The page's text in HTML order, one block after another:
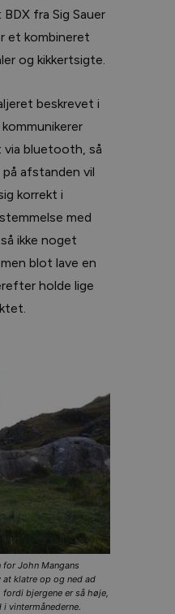
fra Sig Sauer
et kombineret
og kikkertsigte.
beskrevet i
via bluetooth, så
på afstanden vil
korrekt i
med
ikke noget
blot lave en
holde lige
for John Mangans
at klatre op og ned ad
bjergene er så høje,
vintermånederne.